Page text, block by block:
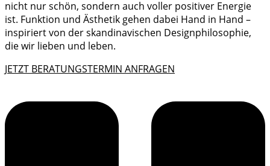
nicht nur schön, sondern auch voller positiver Energie
ist. Funktion und Ästhetik gehen dabei Hand in Hand –
inspiriert von der skandinavischen Designphilosophie,
die wir lieben und leben.
JETZT BERATUNGSTERMIN ANFRAGEN